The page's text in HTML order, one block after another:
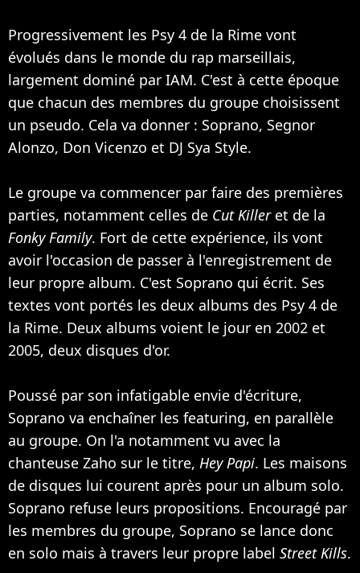
Progressivement les Psy 4 de la Rime vont
évolués dans le monde du rap marseillais,
largement dominé par IAM. C'est à cette époque
que chacun des membres du groupe choisissent
un pseudo. Cela va donner : Soprano, Segnor
Alonzo, Don Vicenzo et DJ Sya Style.
Le groupe va commencer par faire des premières
parties, notamment celles de Cut Killeret de la
Fonky Family. Fort de cette expérience, ils vont
avoir l'occasion de passer à l'enregistrement de
leur propre album. C'est Soprano qui écrit. Ses
textes vont portés les deux albums des Psy 4 de
la Rime. Deux albums voient le jour en 2002 et
2005, deux disques d'or.
Poussé par son infatigable envie d'écriture,
Soprano va enchaîner les featuring, en parallèle
au groupe. On l'a notamment vu avec la
chanteuse Zaho sur le titre, Hey Papi. Les maisons
de disques lui courent après pour un album solo.
Soprano refuse leurs propositions. Encouragé par
les membres du groupe, Soprano se lance donc
en solo mais à travers leur propre label Street Kills.